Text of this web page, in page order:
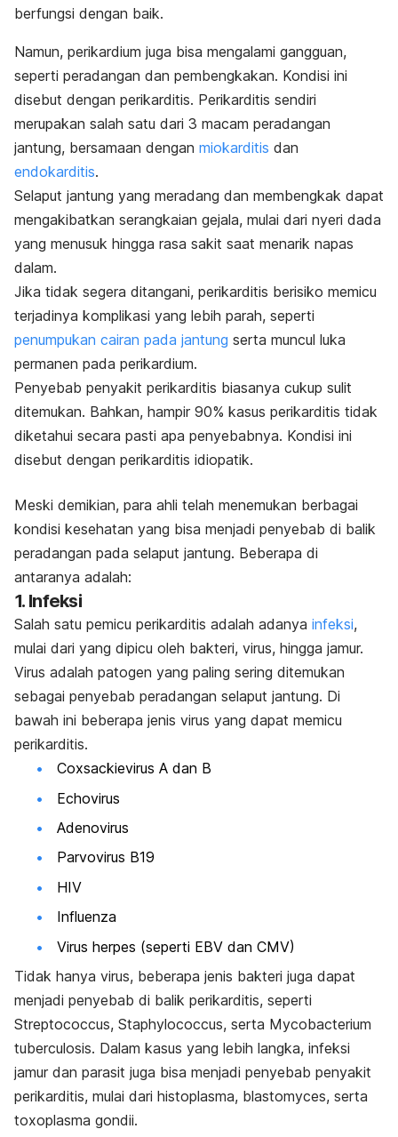
berfungsi dengan baik.
Namun, perikardium juga bisa mengalami gangguan,
seperti peradangan dan pembengkakan. Kondisi ini
disebut dengan perikarditis. Perikarditis sendiri
merupakan salah satu dari 3 macam peradangan
jantung, bersamaan dengan miokarditis dan
endokarditis.
Selaput jantung yang meradang dan membengkak dapat
mengakibatkan serangkaian gejala, mulai dari nyeri dada
yang menusuk hingga rasa sakit saat menarik napas
dalam.
Jika tidak segera ditangani, perikarditis berisiko memicu
terjadinya komplikasi yang lebih parah, seperti
penumpukan cairan pada jantung serta muncul luka
permanen pada perikardium.
Penyebab penyakit perikarditis biasanya cukup sulit
ditemukan. Bahkan, hampir 90% kasus perikarditis tidak
diketahui secara pasti apa penyebabnya. Kondisi ini
disebut dengan perikarditis idiopatik.
Meski demikian, para ahli telah menemukan berbagai
kondisi kesehatan yang bisa menjadi penyebab di balik
peradangan pada selaput jantung. Beberapa di
antaranya adalah:
1. Infeksi
Salah satu pemicu perikarditis adalah adanya infeksi,
mulai dari yang dipicu oleh bakteri, virus, hingga jamur.
Virus adalah patogen yang paling sering ditemukan
sebagai penyebab peradangan selaput jantung. Di
bawah ini beberapa jenis virus yang dapat memicu
perikarditis.
Coxsackievirus A dan B
Echovirus
Adenovirus
Parvovirus B19
HIV
Influenza
Virus herpes (seperti EBV dan CMV)
Tidak hanya virus, beberapa jenis bakteri juga dapat
menjadi penyebab di balik perikarditis, seperti
Streptococcus, Staphylococcus, serta Mycobacterium
tuberculosis. Dalam kasus yang lebih langka, infeksi
jamur dan parasit juga bisa menjadi penyebab penyakit
perikarditis, mulai dari histoplasma, blastomyces, serta
toxoplasma gondii.